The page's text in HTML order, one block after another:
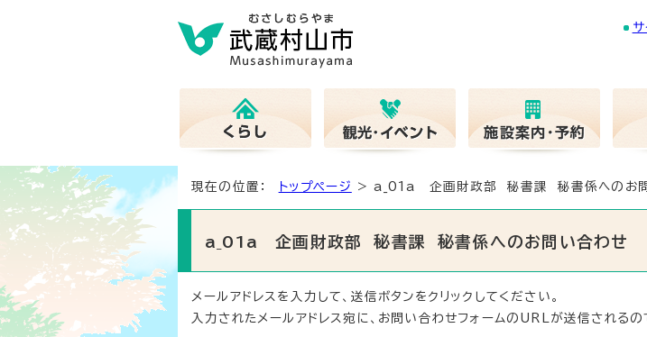
現在の位置： トップページ > a_01a 企画財政部 秘書課 秘書係へのお
a_01a 企画財政部 秘書課 秘書係へのお問い合わせ
メールアドレスを入力して、送信ボタンをクリックしてください。
入力されたメールアドレス宛に、お問い合わせフォームのURLが送信される